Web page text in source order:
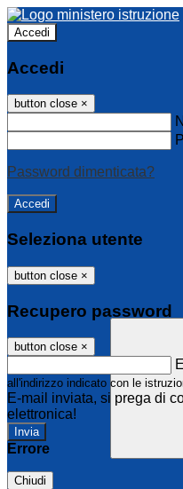
Accedi
Accedi
button close ×
Password dimenticata?
Seleziona utente
button close ×
Recupero password
button close ×
all'indirizzo indicato con le
E-mail inviata, si prega di
elettronica!
Errore
Chiudi